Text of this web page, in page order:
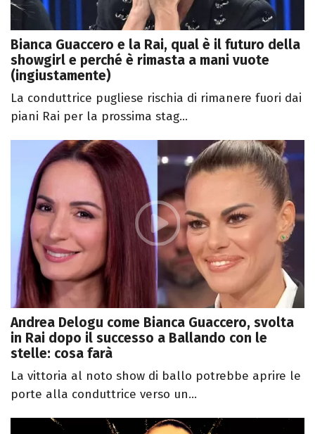
Bianca Guaccero e la Rai, qual è il futuro della
showgirl e perché è rimasta a mani vuote
(ingiustamente)
La conduttrice pugliese rischia di rimanere fuori dai
piani Rai per la prossima stag...
Andrea Delogu come Bianca Guaccero, svolta
in Rai dopo il successo a Ballando con le
stelle: cosa farà
La vittoria al noto show di ballo potrebbe aprire le
porte alla conduttrice verso un...